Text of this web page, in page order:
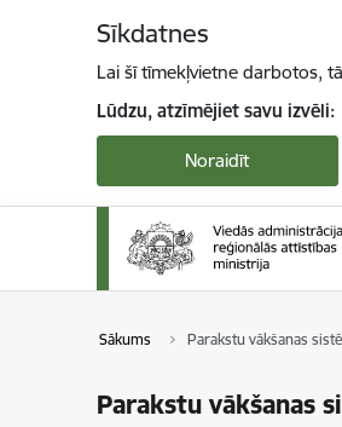
Sīkdatnes
Lai šī tīmekļvietne darbotos,
Lūdzu, atzīmējiet savu izvēli:
Noraidīt
Sākums Parakstu vākšanas
Parakstu vākšanas